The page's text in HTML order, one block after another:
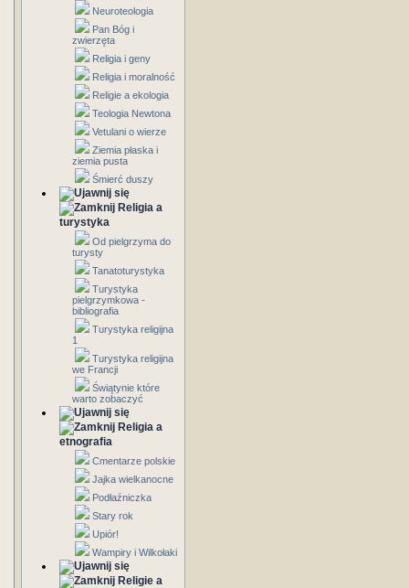
Neuroteologia
Pan Bóg i
zwierzęta
Religia i geny
Religia i moralność
Religie a ekologia
Teologia Newtona
Vetulani o wierze
Ziemia płaska i
ziemia pusta
Śmierć duszy
Religia a
turystyka
Od pielgrzyma do
turysty
Tanatoturystyka
Turystyka
pielgrzymkowa -
bibliografia
Turystyka religijna
1
Turystyka religijna
we Francji
Świątynie które
warto zobaczyć
Religia a
etnografia
Cmentarze polskie
Jajka wielkanocne
Podłaźniczka
Stary rok
Upiór!
Wampiry i Wilkołaki
Religie a